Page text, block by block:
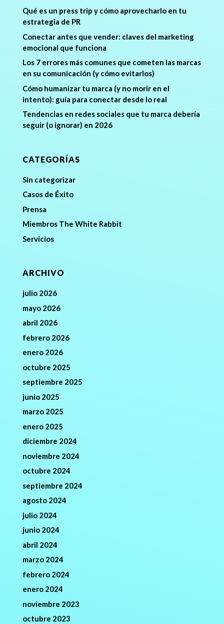
Qué es un press trip y cómo aprovecharlo en tu
estrategia de PR
Conectar antes que vender: claves del marketing
emocional que funciona
Los 7 errores más comunes que cometen las marcas
en su comunicación (y cómo evitarlos)
Cómo humanizar tu marca (y no morir en el
intento): guía para conectar desde lo real
Tendencias en redes sociales que tu marca debería
seguir (o ignorar) en 2026
CATEGORÍAS
Sin categorizar
Casos de Éxito
Prensa
Miembros The White Rabbit
Servicios
ARCHIVO
julio 2026
mayo 2026
abril 2026
febrero 2026
enero 2026
octubre 2025
septiembre 2025
junio 2025
marzo 2025
enero 2025
diciembre 2024
noviembre 2024
octubre 2024
septiembre 2024
agosto 2024
julio 2024
junio 2024
abril 2024
marzo 2024
febrero 2024
enero 2024
noviembre 2023
octubre 2023